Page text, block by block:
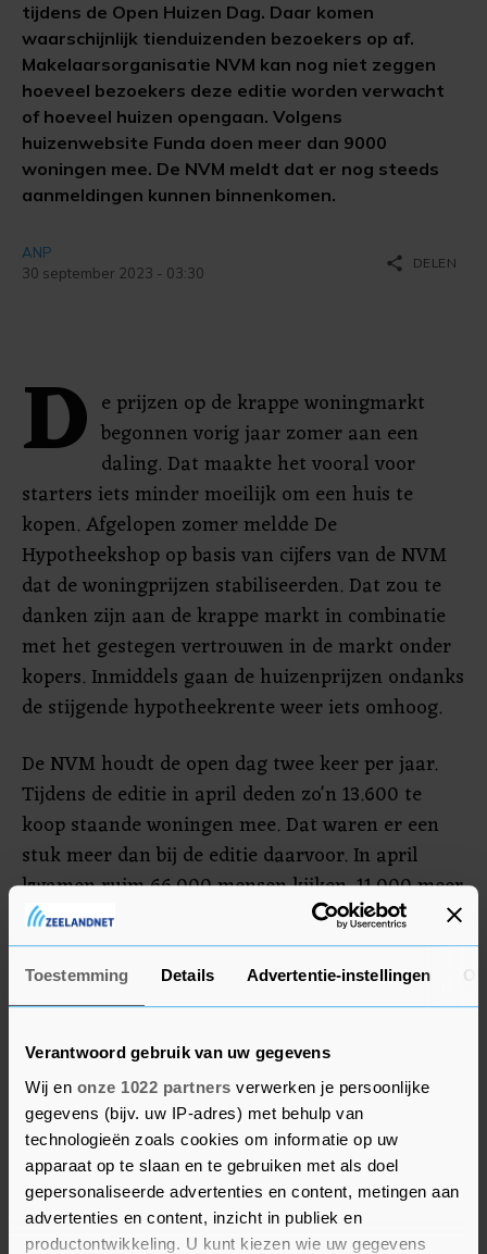
Toestemming Details Advertentie-instellingen
Verantwoord gebruik van uw gegevens
Wij en onze 1022 partners verwerken je persoonlijke
gegevens (bijv. uw IP-adres) met behulp van
technologieën zoals cookies om informatie op uw
apparaat op te slaan en te gebruiken met als doel
gepersonaliseerde advertenties en content, metingen aan
advertenties en content, inzicht in publiek en
productontwikkeling. U kunt kiezen wie uw gegevens
tijdens de Open Huizen Dag. Daar komen
waarschijnlijk tienduizenden bezoekers op af.
Makelaarsorganisatie NVM kan nog niet zeggen
hoeveel bezoekers deze editie worden verwacht
of hoeveel huizen opengaan. Volgens
huizenwebsite Funda doen meer dan 9000
woningen mee. De NVM meldt dat er nog steeds
aanmeldingen kunnen binnenkomen.
ANP
30 september 2023 - 03:30
share DELEN
D e prijzen op de krappe woningmarkt
begonnen vorig jaar zomer aan een
daling. Dat maakte het vooral voor
starters iets minder moeilijk om een huis te
kopen. Afgelopen zomer meldde De
Hypotheekshop op basis van cijfers van de NVM
dat de woningprijzen stabiliseerden. Dat zou te
danken zijn aan de krappe markt in combinatie
met het gestegen vertrouwen in de markt onder
kopers. Inmiddels gaan de huizenprijzen ondanks
de stijgende hypotheekrente weer iets omhoog.
De NVM houdt de open dag twee keer per jaar.
Tijdens de editie in april deden zo'n 13.600 te
koop staande woningen mee. Dat waren er een
stuk meer dan bij de editie daarvoor. In april
kwamen ruim 66.000 mensen kijken, 11.000 meer
dan de keer daarvoor.
Geïnteresseerde woningzoekers kunnen tijdens
de Open Huizen Dag tussen 11.00 en 15.00 uur
hoeven ze geen afspraak te maken.